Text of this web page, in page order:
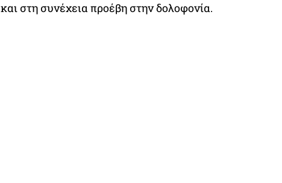
και στη συνέχεια προέβη στην δολοφονία.